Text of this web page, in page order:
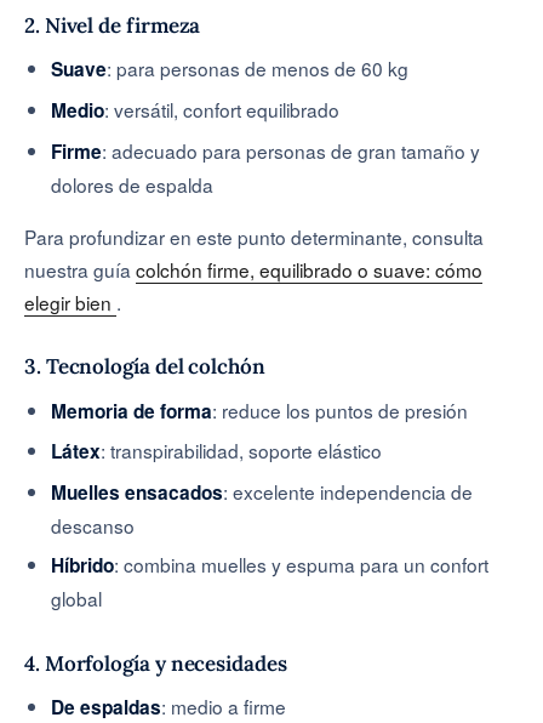
2. Nivel de firmeza
Suave: para personas de menos de 60 kg
Medio: versátil, confort equilibrado
Firme: adecuado para personas de gran tamaño y
dolores de espalda
Para profundizar en este punto determinante, consulta
nuestra guía colchón firme, equilibrado o suave: cómo
elegir bien .
3. Tecnología del colchón
Memoria de forma: reduce los puntos de presión
Látex: transpirabilidad, soporte elástico
Muelles ensacados: excelente independencia de
descanso
Híbrido: combina muelles y espuma para un confort
global
4. Morfología y necesidades
De espaldas: medio a firme